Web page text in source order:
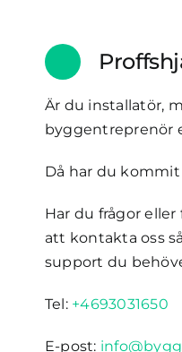
Är du installatör,
byggentreprenör
Då har du
Har du frågor
att kontakta oss
support du
Tel: +4693031650
E-post: